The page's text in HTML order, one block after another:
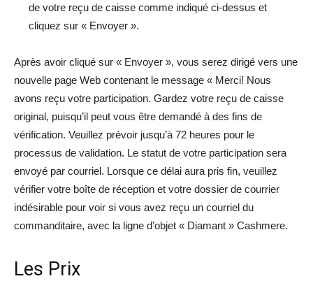
de votre reçu de caisse comme indiqué ci-dessus et
cliquez sur « Envoyer ».
Après avoir cliqué sur « Envoyer », vous serez dirigé vers une
nouvelle page Web contenant le message « Merci! Nous
avons reçu votre participation. Gardez votre reçu de caisse
original, puisqu’il peut vous être demandé à des fins de
vérification. Veuillez prévoir jusqu’à 72 heures pour le
processus de validation. Le statut de votre participation sera
envoyé par courriel. Lorsque ce délai aura pris fin, veuillez
vérifier votre boîte de réception et votre dossier de courrier
indésirable pour voir si vous avez reçu un courriel du
commanditaire, avec la ligne d’objet « Diamant » Cashmere.
Les Prix